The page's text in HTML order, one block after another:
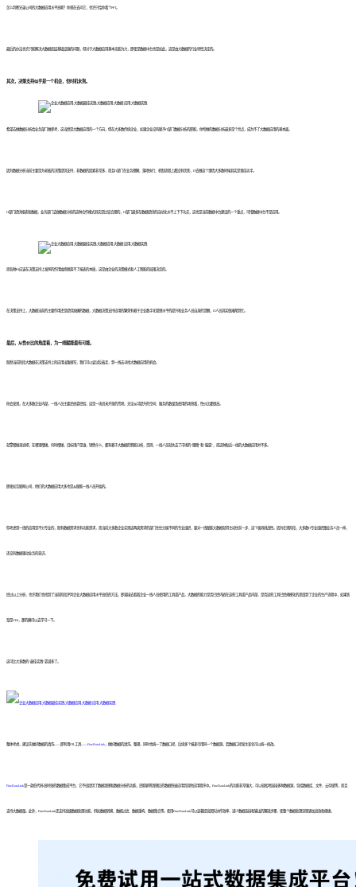
怎么判断兄弟公司的大数据应用水平高呢？你现在去问它，也许只给你看个PPT。
最后的办法也许只能解决大数据底层基础设施的问题，但对于大数据应用基本无能为力，即使是数据中台也是如此，这是由大数据的行业特性决定的。
其次，决策支持似乎是一个机会，但时机未到。
希望去做数据分析给业务部门做参考，这当然是大数据应用的一个方向，但在大多数传统企业，如果企业没有赋予IT部门数据分析的职能，你所做的数据分析最多是个亮点，成为不了大数据应用的基本面。
因为数据分析当前主要是为老板的决策提供支持，非数据的因素非常多，而且IT部门在业务理解、落地执行、机制流程上都没有优势，IT去做这个事情大多数时候其实是事倍功半。
IT部门提供报表和数据，业务部门去做数据分析的这种合作模式其实是比较合理的，IT部门最多在数据提供的自动化水平上下下功夫，这也是当前数据中台建设的一个重点，可惜数据中台不是应用。
而各种BI应该在决策支持上发挥的作用始终脱离不了报表的本质，这是由企业的决策模式和人工智能的局限决定的。
在决策支持上，大数据当前的主要作用还是提供准确的数据，大数据决策支持应用的繁荣有赖于企业数字化管理水平的提升和业务人员自身的觉醒，IT人员其实很难帮到忙。
最后，从性价比的角度看，为一线赋能最有可能。
既然当前阶段大数据在决策支持上的应用出路很窄，我们可以尝试反着走，到一线去寻找大数据应用的机会。
你会发现，在大多数企业内部，一线人员主要还依靠经验，这是一块尚未开垦的荒地，无论从可提升的空间、服务的数量及使用的场景看，性价比都很高。
就拿摆摊来说吧，在哪里摆摊，何时摆摊，目标用户是谁，销售什么，都有赖于大数据的智能分析，否则，一线人员就失去了市场的“眼睛”和“脑袋”，而这种贴近一线的大数据应用并不多。
即使如互联网公司，他们的大数据应用大多也是从赋能一线人员开始的。
但考虑到一线的应用是不分专业的，既有数据需求也有功能需求，而当前大多数企业实现这两类需求的部门往往分属不同的专业组织，要对一线赋能大数据就得主动往前一步，这个极具挑战性。因为在现阶段，大多数IT专业组织跟业务人员一样，
还没有数据驱动业务的意识。
经过以上分析，也许我们也找到了当前阶段评判企业大数据应用水平高低的方法，即直接去看看企业一线人员使用的工具或产品，大数据的能力是否已经内嵌在这些工具或产品内部，是否这些工具已经规模化的渗透到了企业的生产流程中，如果答
案是YES，那的确可以去学习一下。
这可比大多数的“最佳实践”靠谱多了。
整体考虑，建议先做好数据的清洗——即利用ETL工具——FineDataLink ，做好数据的清洗、整理，同时也统一了数据口径，后续多个报表引用同一个数据源，若数据口径发生变化可以统一修改。
FineDataLink是一款低代码/高时效的数据集成平台，它不仅提供了数据清理和数据分析的功能，还能够将清理后的数据快速应用到其他应用程序中。FineDataLink的功能非常强大，可以轻松地连接多种数据源，包括数据库、文件、云存储等，而且
支持大数据量。此外，FineDataLink还支持高级数据处理功能，例如数据转换、数据过滤、数据重构、数据集合等。使用FineDataLink可以显著提高团队协作效率，减少数据连接和输出的繁琐步骤，使整个数据处理流程更加高效和便捷。